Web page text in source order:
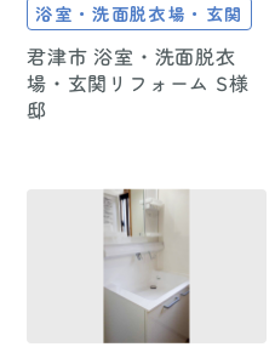
浴室・洗面脱衣場・玄関
君津市 浴室・洗面脱衣
場・玄関リフォーム S様
邸